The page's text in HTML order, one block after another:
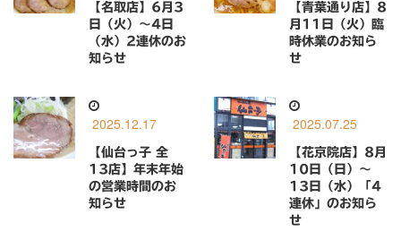
【名取店】6月3
日（火）〜4日
（水）2連休のお
知らせ
【青葉通り店】8
月11日（火）臨
時休業のお知ら
せ
2025.12.17
【仙台っ子 全
13店】年末年始
の営業時間のお
知らせ
2025.07.25
【花京院店】8月
10日（日）〜
13日（水）「4
連休」のお知ら
せ